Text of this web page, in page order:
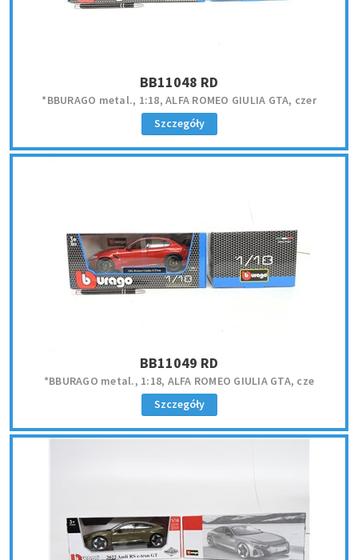
BB11048 RD
*BBURAGO metal., 1:18, ALFA ROMEO GIULIA GTA, czer
Szczegóły
BB11049 RD
*BBURAGO metal., 1:18, ALFA ROMEO GIULIA GTA, cze
Szczegóły